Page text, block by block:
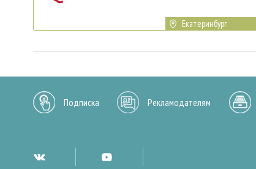
Екатеринбург
Подписка Рекламодателям